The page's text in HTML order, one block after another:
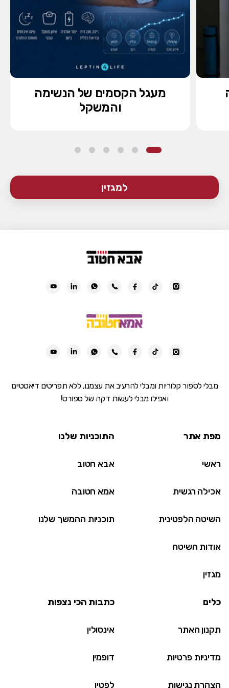
מעגל הקסמים של הנשימה
והמשקל
למגזין
מבלי לספור קלוריות ומבלי להרעיב את עצמנו, ללא תפריטים דיאטטיים
ואפילו מבלי לעשות דקה של ספורט!
מפת אתר
ראשי
אכילה רגשית
השיטה הלפטינית
אודות השיטה
מגזין
התוכניות שלנו
אבא חטוב
אמא חטובה
תוכניות ההמשך שלנו
כלים
תקנון האתר
מדיניות פרטיות
הצהרת נגישות
כתבות הכי נצפות
אינסולין
דופמין
לפטין